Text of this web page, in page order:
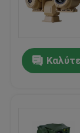
Σύστημα
Δύο